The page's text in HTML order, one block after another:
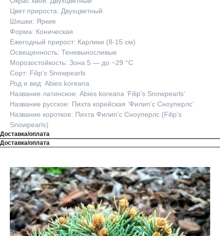
Цвет прироста: Двухцветный
Шишки: Яркие
Форма: Коническая
Ежегодный прирост: Карлики (8-15 см)
Освещенность: Теневыносливые
Морозостойкость: Зона 5 — до −29 °C
Сорт: Filip’s Snowpearls
Род и вид: Abies koreana
Название латинское: Abies koreana ‘Filip’s Snowpearls’
Название русское: Пихта корейская ‘Филип’с Сноуперлс’
Название короткое: Пихта Филип’с Сноуперлс (Filip’s
Snowpearls)
Доставка/оплата
Доставка/оплата